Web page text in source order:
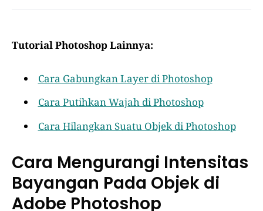
Tutorial Photoshop Lainnya:
Cara Gabungkan Layer di Photoshop
Cara Putihkan Wajah di Photoshop
Cara Hilangkan Suatu Objek di Photoshop
Cara Mengurangi Intensitas
Bayangan Pada Objek di
Adobe Photoshop